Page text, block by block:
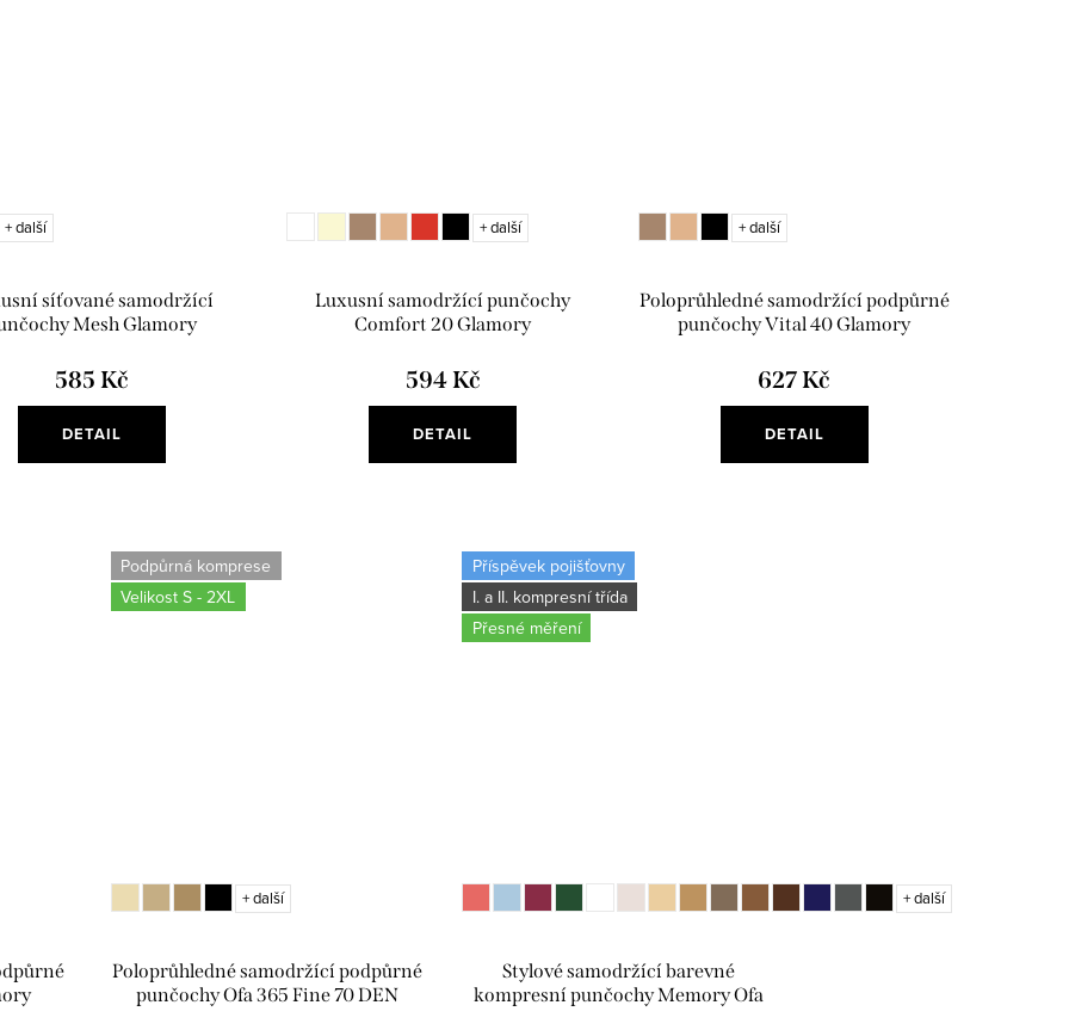
+ další
síťované samodržící
Mesh Glamory
585 Kč
DETAIL
+ další
Luxusní samodržící punčochy
Comfort 20 Glamory
594 Kč
DETAIL
+ další
Poloprůhledné samodržící podpůrné
punčochy Vital 40 Glamory
627 Kč
DETAIL
Podpůrná komprese
Velikost S - 2XL
+ další
Poloprůhledné samodržící podpůrné
punčochy Ofa 365 Fine 70 DEN
Příspěvek pojišťovny
I. a II. kompresní třída
Přesné měření
+ další
Stylové samodržící barevné
kompresní punčochy Memory Ofa